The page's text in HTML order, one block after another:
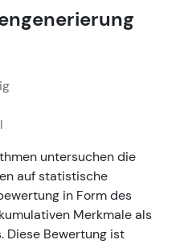
untersuchen die
auf statistische
in Form des
Merkmale als
Diese Bewertung ist